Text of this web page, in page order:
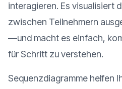
interagieren. Es visualisiert
zwischen Teilnehmern
—und macht es einfach,
für Schritt zu verstehen.
Sequenzdiagramme helfen